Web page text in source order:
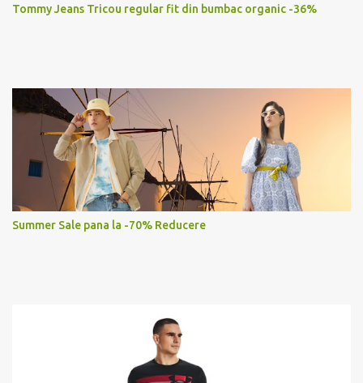
Tommy Jeans Tricou regular fit din bumbac organic -36%
Summer Sale pana la -70% Reducere